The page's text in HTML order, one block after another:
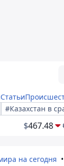
Статьи
#Казахстан в
$467.48
на сегодня